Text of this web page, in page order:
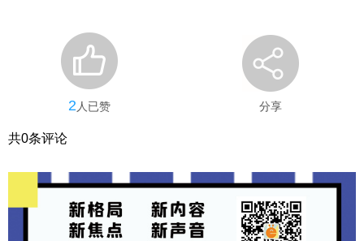
2 人已赞 分享
共0条评论